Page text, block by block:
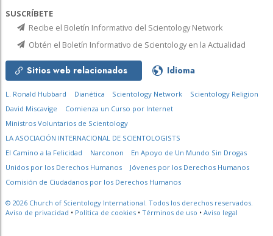
SUSCRÍBETE
Recibe el Boletín Informativo del Scientology Network
Obtén el Boletín Informativo de Scientology en la Actualidad
Sitios web relacionados Idioma
L. Ronald Hubbard Dianética Scientology Network
Scientology Religion
David Miscavige
Comienza un Curso por Internet
Ministros Voluntarios de Scientology
LA ASOCIACIÓN INTERNACIONAL DE SCIENTOLOGISTS
El Camino a la Felicidad
Narconon
En Apoyo de Un Mundo Sin Drogas
Unidos por los Derechos Humanos
Jóvenes por los Derechos Humanos
Comisión de Ciudadanos por los Derechos Humanos
© 2026 Church of Scientology International. Todos los derechos reservados.
Aviso de privacidad • Política de cookies • Términos de uso • Aviso legal